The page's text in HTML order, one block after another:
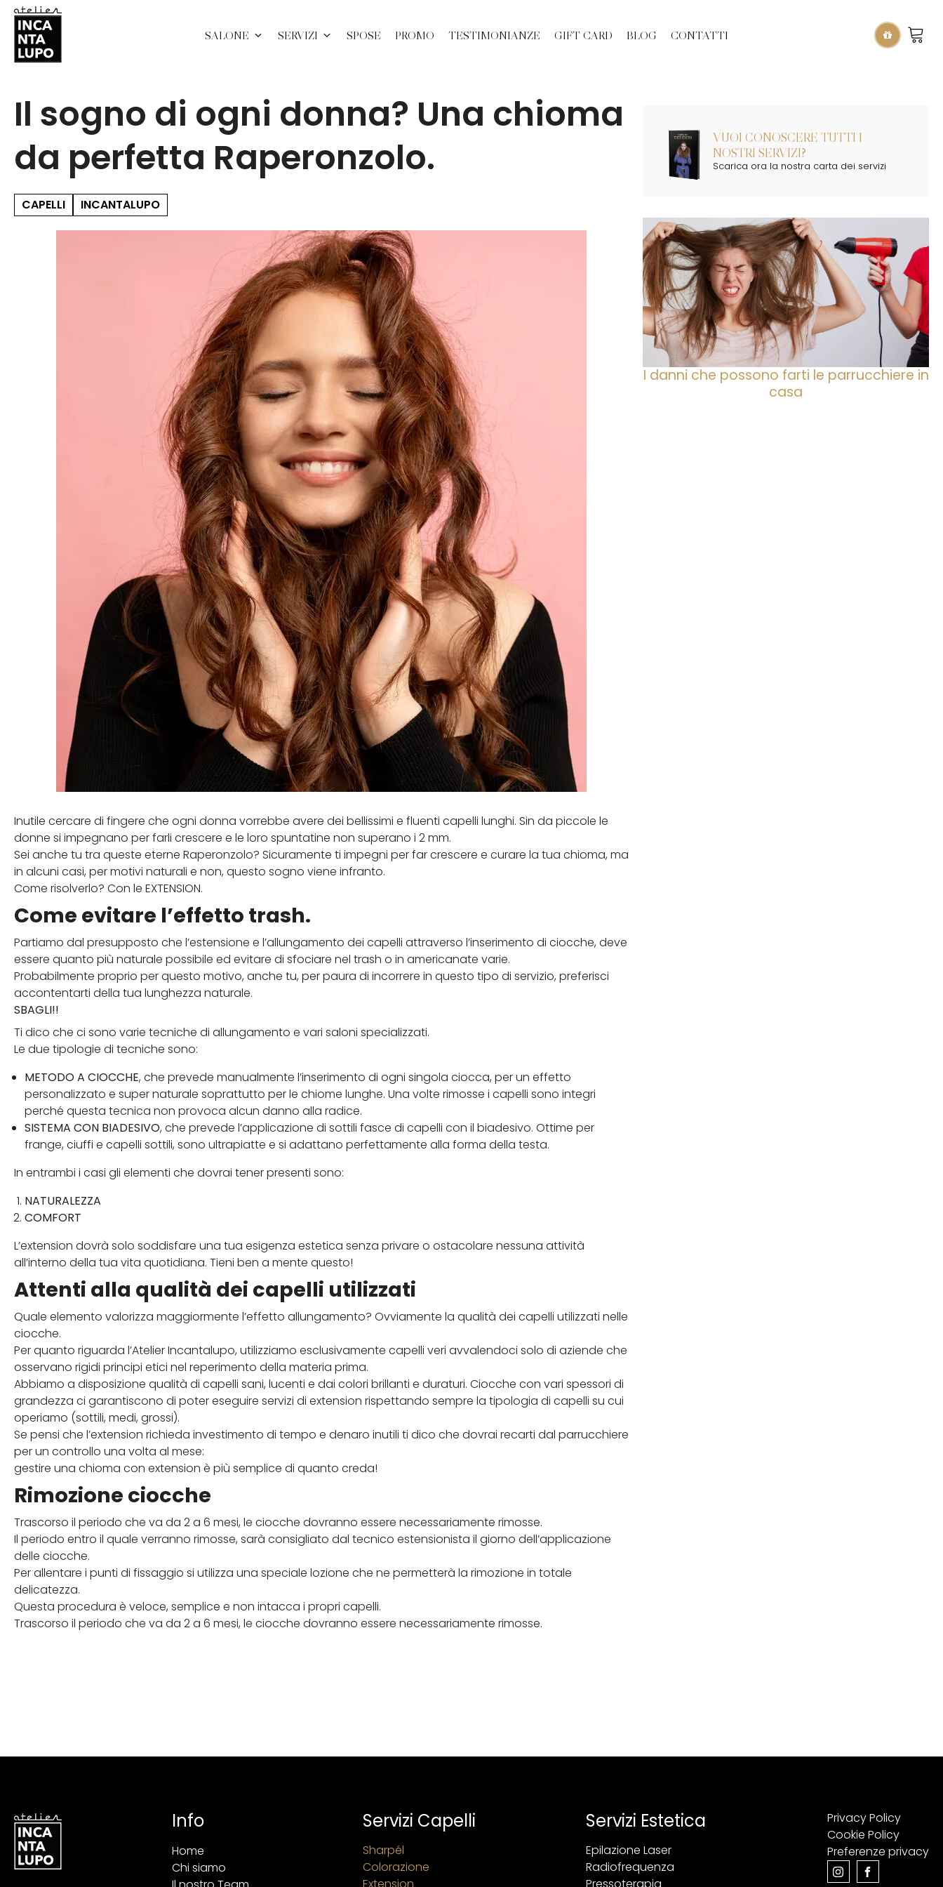
SALONE SERVIZI SPOSE PROMO TESTIMONIANZE GIFT CARD BLOG CONTATTI
Il sogno di ogni donna? Una chioma
da perfetta Raperonzolo.
CAPELLI INCANTALUPO
Inutile cercare di fingere che ogni donna vorrebbe avere dei bellissimi e fluenti capelli lunghi. Sin da piccole le
donne si impegnano per farli crescere e le loro spuntatine non superano i 2 mm.
Sei anche tu tra queste eterne Raperonzolo? Sicuramente ti impegni per far crescere e curare la tua chioma, ma
in alcuni casi, per motivi naturali e non, questo sogno viene infranto.
Come risolverlo? Con le EXTENSION.
Come evitare l’effetto trash.
Partiamo dal presupposto che l’estensione e l’allungamento dei capelli attraverso l’inserimento di ciocche, deve
essere quanto più naturale possibile ed evitare di sfociare nel trash o in americanate varie.
Probabilmente proprio per questo motivo, anche tu, per paura di incorrere in questo tipo di servizio, preferisci
accontentarti della tua lunghezza naturale.
SBAGLI!!
Ti dico che ci sono varie tecniche di allungamento e vari saloni specializzati.
Le due tipologie di tecniche sono:
METODO A CIOCCHE, che prevede manualmente l’inserimento di ogni singola ciocca, per un effetto
personalizzato e super naturale soprattutto per le chiome lunghe. Una volte rimosse i capelli sono integri
perché questa tecnica non provoca alcun danno alla radice.
SISTEMA CON BIADESIVO, che prevede l’applicazione di sottili fasce di capelli con il biadesivo. Ottime per
frange, ciuffi e capelli sottili, sono ultrapiatte e si adattano perfettamente alla forma della testa.
In entrambi i casi gli elementi che dovrai tener presenti sono:
NATURALEZZA
COMFORT
L’extension dovrà solo soddisfare una tua esigenza estetica senza privare o ostacolare nessuna attività
all’interno della tua vita quotidiana. Tieni ben a mente questo!
Attenti alla qualità dei capelli utilizzati
Quale elemento valorizza maggiormente l’effetto allungamento? Ovviamente la qualità dei capelli utilizzati nelle
ciocche.
Per quanto riguarda l’Atelier Incantalupo, utilizziamo esclusivamente capelli veri avvalendoci solo di aziende che
osservano rigidi principi etici nel reperimento della materia prima.
Abbiamo a disposizione qualità di capelli sani, lucenti e dai colori brillanti e duraturi. Ciocche con vari spessori di
grandezza ci garantiscono di poter eseguire servizi di extension rispettando sempre la tipologia di capelli su cui
operiamo (sottili, medi, grossi).
Se pensi che l’extension richieda investimento di tempo e denaro inutili ti dico che dovrai recarti dal parrucchiere
per un controllo una volta al mese:
gestire una chioma con extension è più semplice di quanto creda!
Rimozione ciocche
Trascorso il periodo che va da 2 a 6 mesi, le ciocche dovranno essere necessariamente rimosse.
Il periodo entro il quale verranno rimosse, sarà consigliato dal tecnico estensionista il giorno dell’applicazione
delle ciocche.
Per allentare i punti di fissaggio si utilizza una speciale lozione che ne permetterà la rimozione in totale
delicatezza.
Questa procedura è veloce, semplice e non intacca i propri capelli.
Trascorso il periodo che va da 2 a 6 mesi, le ciocche dovranno essere necessariamente rimosse.
VUOI CONOSCERE TUTTI I
NOSTRI SERVIZI?
Scarica ora la nostra carta dei servizi
I danni che possono farti le parrucchiere in
casa
Info
Home
Chi siamo
Servizi Capelli
Sharpél
Colorazione
Servizi Estetica
Epilazione Laser
Radiofrequenza
Privacy Policy
Cookie Policy
Preferenze privacy